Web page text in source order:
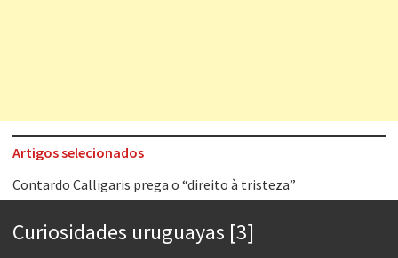
Artigos selecionados
Contardo Calligaris prega o “direito à tristeza”
Os causos de Jorge Luis Borges
Curiosidades uruguayas [3]